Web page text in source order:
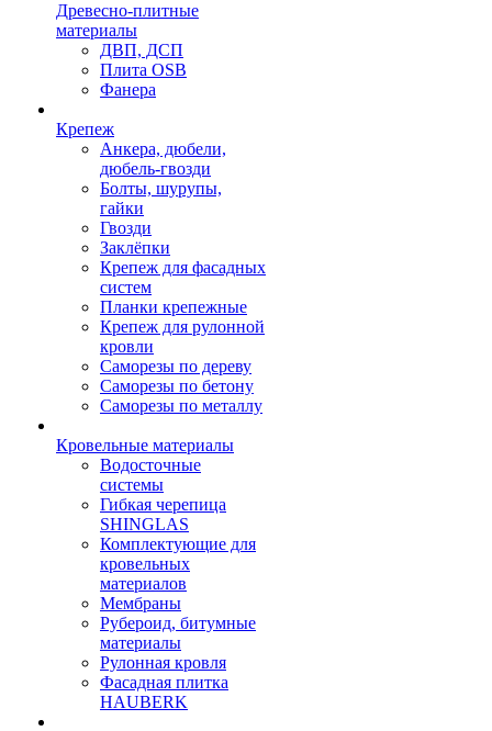
Древесно-плитные
материалы
ДВП, ДСП
Плита OSB
Фанера
Крепеж
Анкера, дюбели,
дюбель-гвозди
Болты, шурупы,
гайки
Гвозди
Заклёпки
Крепеж для фасадных
систем
Планки крепежные
Крепеж для рулонной
кровли
Саморезы по дереву
Саморезы по бетону
Саморезы по металлу
Кровельные материалы
Водосточные
системы
Гибкая черепица
SHINGLAS
Комплектующие для
кровельных
материалов
Мембраны
Рубероид, битумные
материалы
Рулонная кровля
Фасадная плитка
HAUBERK